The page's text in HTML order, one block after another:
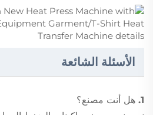
الأسئلة الشائعة
1. هل أنت مصنع؟